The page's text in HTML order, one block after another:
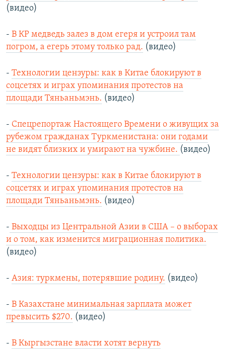
(видео)
- В КР медведь залез в дом егеря и устроил там
погром, а егерь этому только рад. (видео)
- Технологии цензуры: как в Китае блокируют в
соцсетях и играх упоминания протестов на
площади Тяньаньмэнь. (видео)
- Спецрепортаж Настоящего Времени о живущих за
рубежом гражданах Туркменистана: они годами
не видят близких и умирают на чужбине. (видео)
- Технологии цензуры: как в Китае блокируют в
соцсетях и играх упоминания протестов на
площади Тяньаньмэнь. (видео)
- Выходцы из Центральной Азии в США – о выборах
и о том, как изменится миграционная политика.
(видео)
- Азия: туркмены, потерявшие родину. (видео)
- В Казахстане минимальная зарплата может
превысить $270. (видео)
- В Кыргызстане власти хотят вернуть